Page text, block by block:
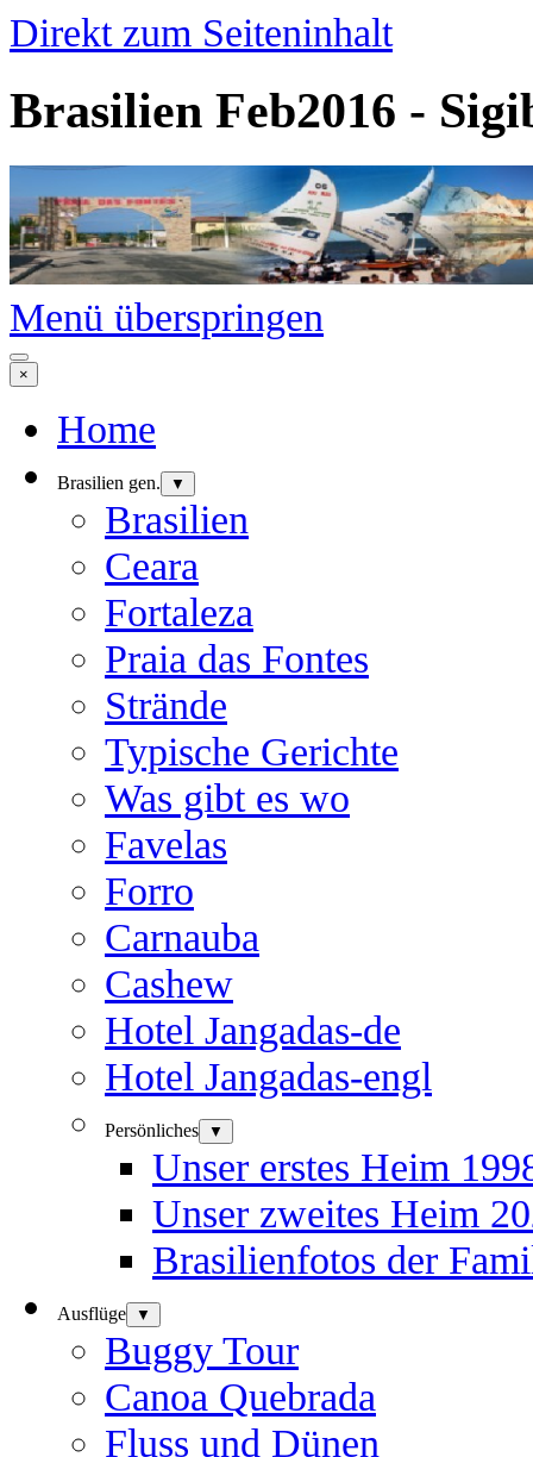
Direkt zum Seiteninhalt
Brasilien Feb2016 -
Menü überspringen
×
Home
Brasilien gen. ▼
Brasilien
Ceara
Fortaleza
Praia das Fontes
Strände
Typische Gerichte
Was gibt es wo
Favelas
Forro
Carnauba
Cashew
Hotel Jangadas-de
Hotel Jangadas-engl
Persönliches ▼
Unser erstes Heim
Unser zweites Heim
Brasilienfotos der
Ausflüge ▼
Buggy Tour
Canoa Quebrada
Fluss und Dünen